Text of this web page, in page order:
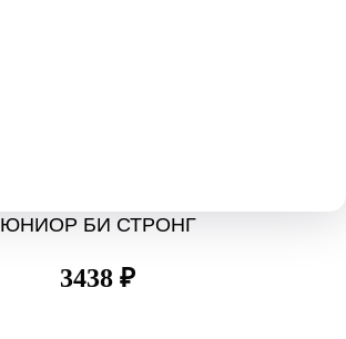
ЮНИОР БИ СТРОНГ
3438 ₽